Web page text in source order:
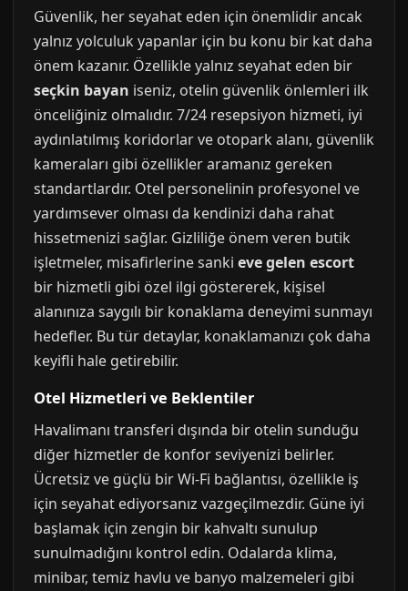
Güvenlik, her seyahat eden için önemlidir ancak
yalnız yolculuk yapanlar için bu konu bir kat daha
önem kazanır. Özellikle yalnız seyahat eden bir
seçkin bayan iseniz, otelin güvenlik önlemleri ilk
önceliğiniz olmalıdır. 7/24 resepsiyon hizmeti, iyi
aydınlatılmış koridorlar ve otopark alanı, güvenlik
kameraları gibi özellikler aramanız gereken
standartlardır. Otel personelinin profesyonel ve
yardımsever olması da kendinizi daha rahat
hissetmenizi sağlar. Gizliliğe önem veren butik
işletmeler, misafirlerine sanki eve gelen escort
bir hizmetli gibi özel ilgi göstererek, kişisel
alanınıza saygılı bir konaklama deneyimi sunmayı
hedefler. Bu tür detaylar, konaklamanızı çok daha
keyifli hale getirebilir.
Otel Hizmetleri ve Beklentiler
Havalimanı transferi dışında bir otelin sunduğu
diğer hizmetler de konfor seviyenizi belirler.
Ücretsiz ve güçlü bir Wi-Fi bağlantısı, özellikle iş
için seyahat ediyorsanız vazgeçilmezdir. Güne iyi
başlamak için zengin bir kahvaltı sunulup
sunulmadığını kontrol edin. Odalarda klima,
minibar, temiz havlu ve banyo malzemeleri gibi